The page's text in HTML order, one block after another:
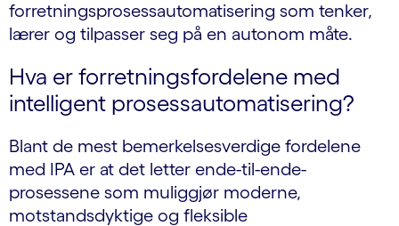
forretningsprosessautomatisering som tenker,
lærer og tilpasser seg på en autonom måte.
Hva er forretningsfordelene med
intelligent prosessautomatisering?
Blant de mest bemerkelsesverdige fordelene
med IPA er at det letter ende-til-ende-
prosessene som muliggjør moderne,
motstandsdyktige og fleksible